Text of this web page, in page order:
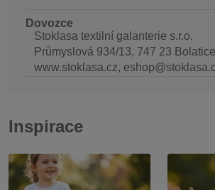
Dovozce
Stoklasa textilní galanterie s.r.o.
Průmyslová 934/13, 747 23
www.stoklasa.cz,
Inspirace